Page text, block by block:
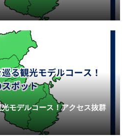
モデルコース！アクセス抜群